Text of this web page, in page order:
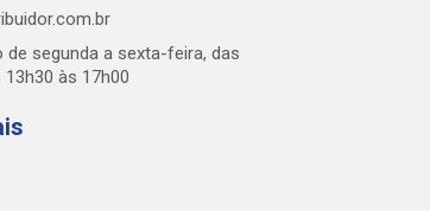
de segunda a sexta-feira, das
às 17h00